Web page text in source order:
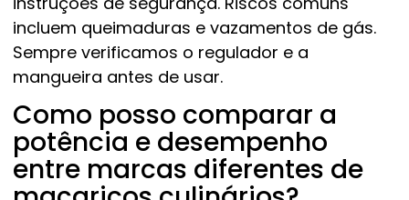
incluem queimaduras e vazamentos de gás.
Sempre verificamos o regulador e a
mangueira antes de usar.
Como posso comparar a
potência e desempenho
entre marcas diferentes de